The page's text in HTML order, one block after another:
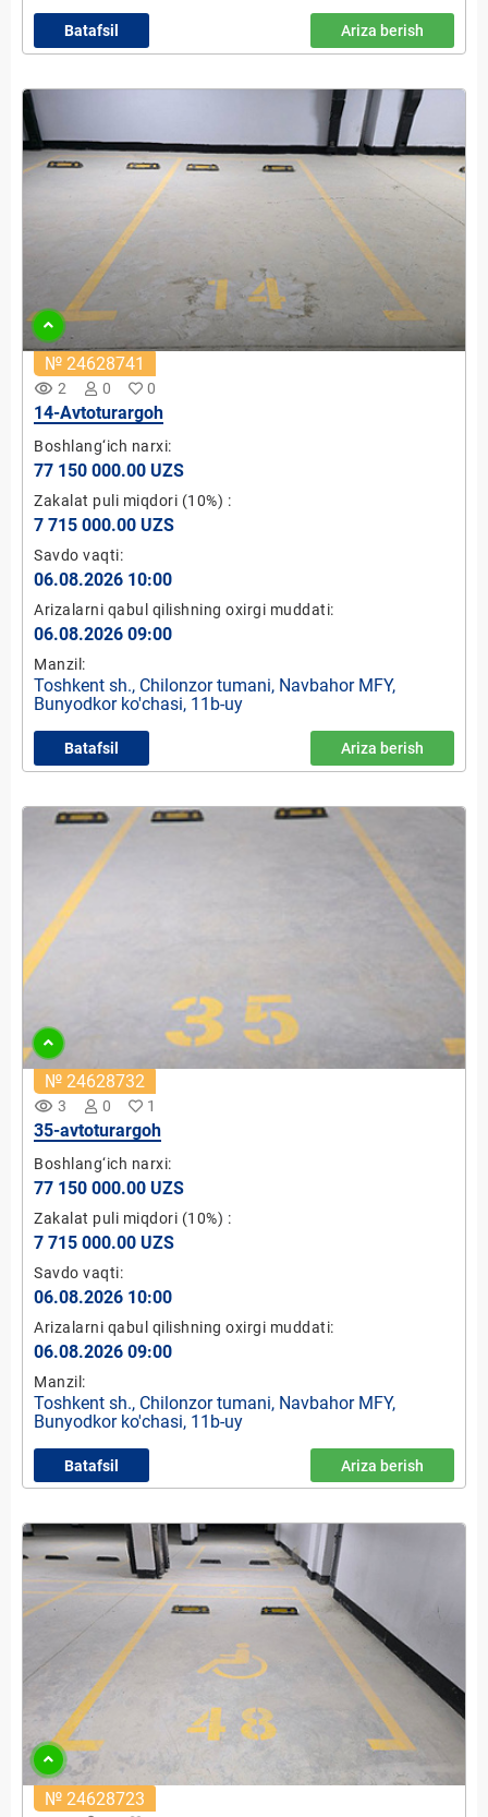
Batafsil Ariza berish
remove_red_eye 2 0 0
№ 24628741
14-Avtoturargoh
Boshlang‘ich narxi:
77 150 000.00 UZS
Zakalat puli miqdori (10%) :
7 715 000.00 UZS
Savdo vaqti:
06.08.2026 10:00
Arizalarni qabul qilishning oxirgi muddati:
06.08.2026 09:00
Manzil:
Toshkent sh., Chilonzor tumani, Navbahor MFY,
Bunyodkor ko'chasi, 11b-uy
Batafsil Ariza berish
remove_red_eye 3 0 1
№ 24628732
35-avtoturargoh
Boshlang‘ich narxi:
77 150 000.00 UZS
Zakalat puli miqdori (10%) :
7 715 000.00 UZS
Savdo vaqti:
06.08.2026 10:00
Arizalarni qabul qilishning oxirgi muddati:
06.08.2026 09:00
Manzil:
Toshkent sh., Chilonzor tumani, Navbahor MFY,
Bunyodkor ko'chasi, 11b-uy
Batafsil Ariza berish
№ 24628723